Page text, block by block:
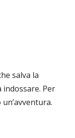
salva la
Per